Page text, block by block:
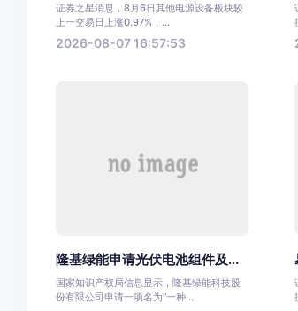
证券之星消息，8月6日其他电源设备板块较
上一交易日上涨0.97%，...
2026-08-07 16:57:53
隆基绿能申请光伏电池组件及...
国家知识产权局信息显示，隆基绿能科技股
份有限公司申请一项名为“一种...